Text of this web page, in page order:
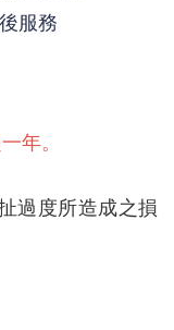
服務
年。
過度所造成之損